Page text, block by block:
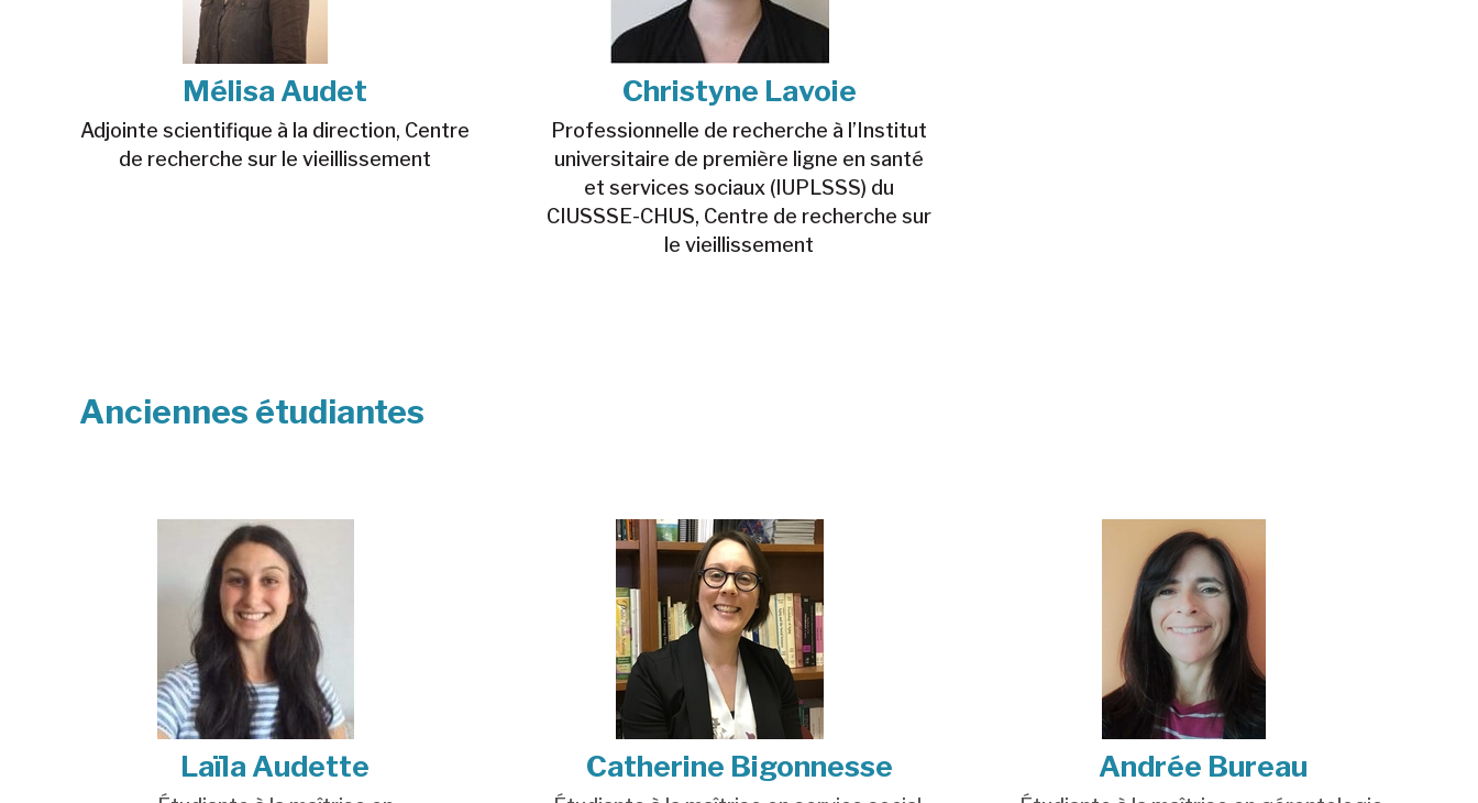
Mélisa Audet
Adjointe scientifique à la direction, Centre
de recherche sur le vieillissement
Christyne Lavoie
Professionnelle de recherche à l’Institut
universitaire de première ligne en santé
et services sociaux (IUPLSSS) du
CIUSSSE-CHUS, Centre de recherche sur
le vieillissement
Anciennes étudiantes
Laïla Audette Catherine Bigonnesse Andrée Bureau